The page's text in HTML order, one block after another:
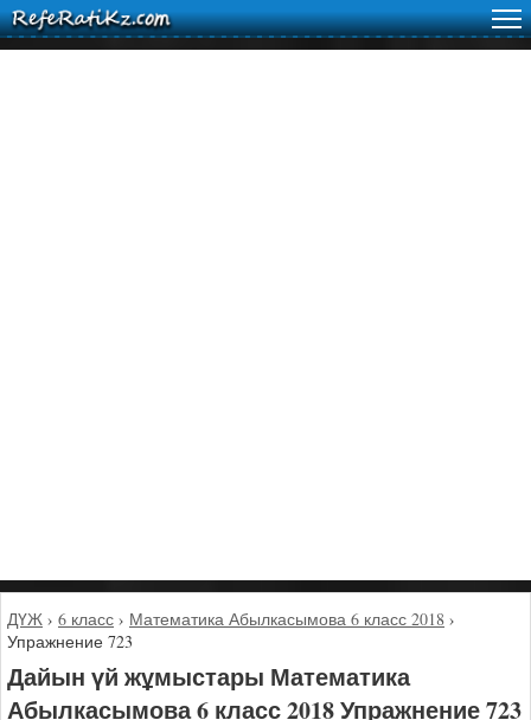
ДҮЖ › 6 класс › Математика Абылкасымова 6 класс 2018 ›
Упражнение 723
Дайын үй жұмыстары Математика
Абылкасымова 6 класс 2018 Упражнение 723